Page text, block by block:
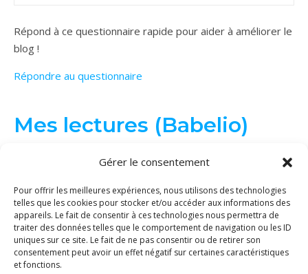
Gérer le consentement
Pour offrir les meilleures expériences, nous utilisons des technologies
telles que les cookies pour stocker et/ou accéder aux informations des
appareils. Le fait de consentir à ces technologies nous permettra de
traiter des données telles que le comportement de navigation ou les ID
uniques sur ce site. Le fait de ne pas consentir ou de retirer son
consentement peut avoir un effet négatif sur certaines caractéristiques
et fonctions.
Répond à ce questionnaire rapide pour aider à améliorer le
blog !
Répondre au questionnaire
Mes lectures (Babelio)